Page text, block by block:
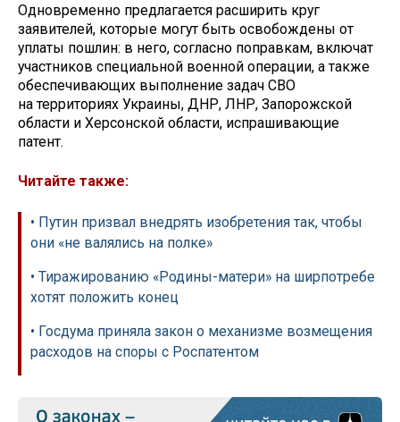
Одновременно предлагается расширить круг
заявителей, которые могут быть освобождены от
уплаты пошлин: в него, согласно поправкам, включат
участников специальной военной операции, а также
обеспечивающих выполнение задач СВО
на территориях Украины, ДНР, ЛНР, Запорожской
области и Херсонской области, испрашивающие
патент.
Читайте также:
• Путин призвал внедрять изобретения так, чтобы
они «не валялись на полке»
• Тиражированию «Родины-матери» на ширпотребе
хотят положить конец
• Госдума приняла закон о механизме возмещения
расходов на споры с Роспатентом